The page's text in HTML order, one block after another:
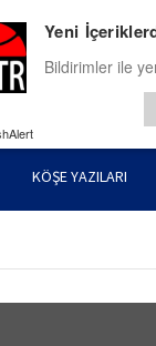
KÖŞE YAZILARI
Yeni
Bildirimler ile